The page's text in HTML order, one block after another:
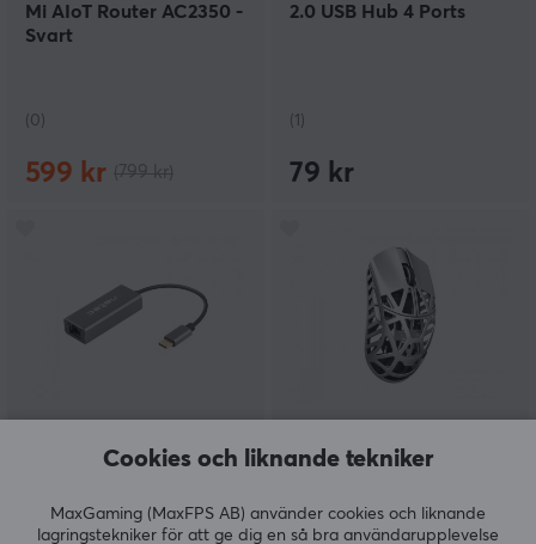
Mi AIoT Router AC2350 -
Svart
(0)
599 kr
2.0 USB Hub 4 Ports
(1)
79 kr
Cricket USB-C 3.1
BEAST X Max Trådlös
Silver [TTC Nihil]
Cookies och liknande tekniker
MaxGaming (MaxFPS AB) använder cookies och liknande
lagringstekniker för att ge dig en så bra användarupplevelse